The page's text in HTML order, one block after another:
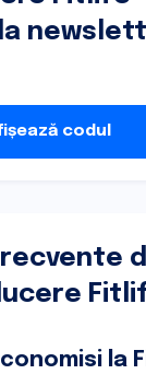
codul
la